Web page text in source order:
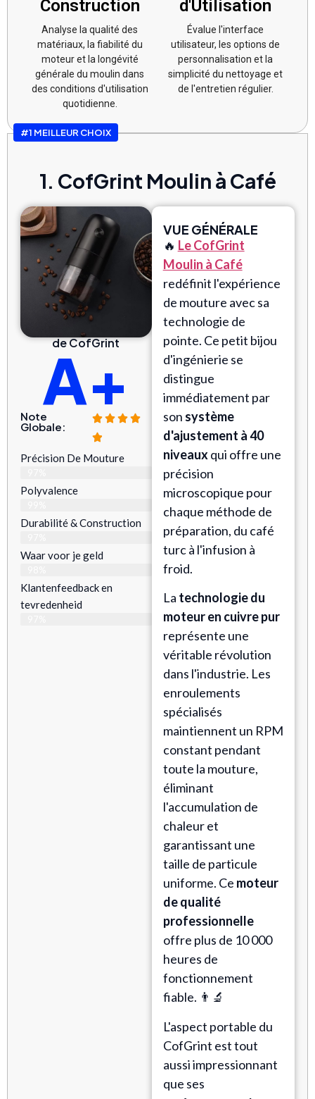
Construction
Analyse la qualité des
matériaux, la fiabilité du
moteur et la longévité
générale du moulin dans
des conditions d'utilisation
quotidienne.
d'Utilisation
Évalue l'interface
utilisateur, les options de
personnalisation et la
simplicité du nettoyage et
de l'entretien régulier.
#1 MEILLEUR CHOIX
1. CofGrint Moulin à Café
de CofGrint
A+
Note
Globale:
Précision De Mouture
Polyvalence
Durabilité & Construction
Waar voor je geld
Klantenfeedback en
tevredenheid
VUE GÉNÉRALE
🔥 Le CofGrint
Moulin à Café
redéfinit l'expérience
de mouture avec sa
technologie de
pointe. Ce petit bijou
d'ingénierie se
distingue
immédiatement par
son système
d'ajustement à 40
niveauxqui offre une
précision
microscopique pour
chaque méthode de
préparation, du café
turc à l'infusion à
froid.
La technologie du
moteur en cuivre pur
représente une
véritable révolution
dans l'industrie. Les
enroulements
spécialisés
maintiennent un RPM
constant pendant
toute la mouture,
éliminant
l'accumulation de
chaleur et
garantissant une
taille de particule
uniforme. Ce moteur
de qualité
professionnelle
offre plus de 10 000
heures de
fonctionnement
fiable. 👨‍🔬
L'aspect portable du
CofGrint est tout
aussi impressionnant
que ses